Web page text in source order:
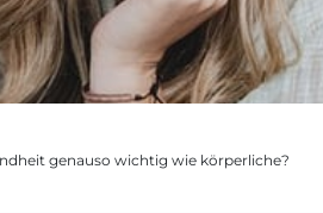
genauso wichtig wie körperliche?